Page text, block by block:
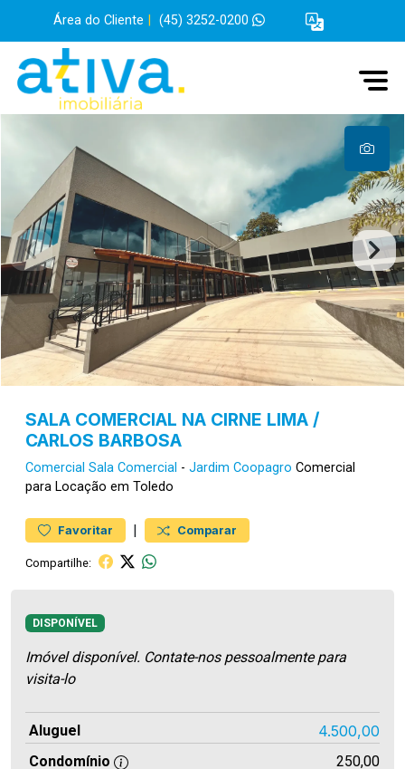
Área do Cliente (45) 3252-0200
SALA COMERCIAL NA CIRNE LIMA /
CARLOS BARBOSA
Comercial Sala Comercial - Jardim Coopagro Comercial
para Locação em Toledo
Favoritar | Comparar
Compartilhe:
DISPONÍVEL
Imóvel disponível. Contate-nos pessoalmente para
visita-lo
Aluguel 4.500,00
Condomínio 250,00